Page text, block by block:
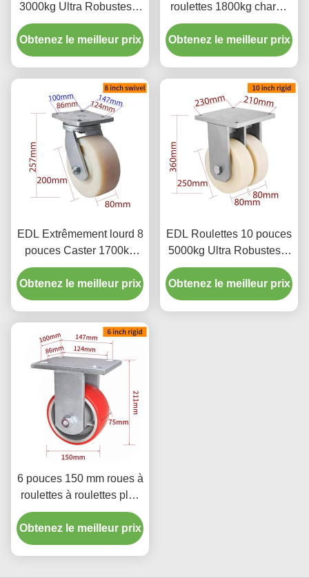
3000kg Ultra Robustes à
Double Roue, Plaque
Fixe et Pivotante Type
9510-86A
Obtenez le meilleur prix
roulettes 1800kg charge
extra lourde fonction de
pivotement frein rigide
type 9310-26
Obtenez le meilleur prix
EDL Extrêmement lourd 8
pouces Caster 1700kg
Charge pour l' atelier
industriel 938-26
Obtenez le meilleur prix
EDL Roulettes 10 pouces
5000kg Ultra Robustes à
Double Roue MC Nylon,
Plaque Fixe et Pivotante
Type 9510-26
Obtenez le meilleur prix
6 pouces 150 mm roues à
roulettes à roulettes plus
lourdes 1300 kg Charge
936-86A
Obtenez le meilleur prix